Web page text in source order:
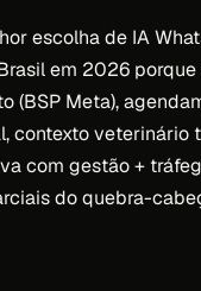
escolha de IA
em 2026
(BSP Meta),
contexto veterinário
com gestão +
do quebra-